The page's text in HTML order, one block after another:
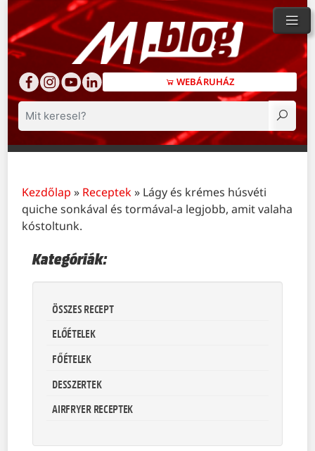
WEBÁRUHÁZ
Keresés
Kezdőlap » Receptek» Lágy és krémes húsvéti
quiche sonkával és tormával-a legjobb, amit valaha
kóstoltunk.
Kategóriák:
ÖSSZES RECEPT
ELŐÉTELEK
FŐÉTELEK
DESSZERTEK
AIRFRYER RECEPTEK